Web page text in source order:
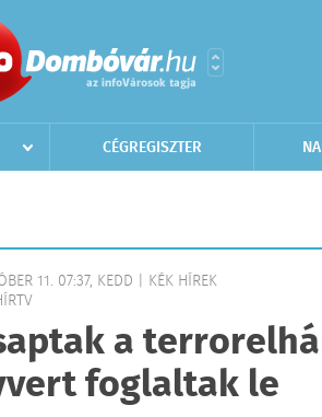
CÉGREGISZTER
11. 07:37, KEDD | KÉK HÍREK
a
foglaltak le